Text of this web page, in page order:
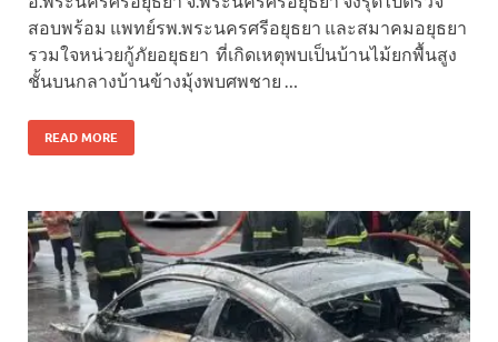
สอบพร้อม แพทย์รพ.พระนครศรีอยุธยา และสมาคมอยุธยา
รวมใจหน่วยกู้ภัยอยุธยา ที่เกิดเหตุพบเป็นบ้านไม้ยกพื้นสูง
ชั้นบนกลางบ้านข้างมุ้งพบศพชาย …
READ MORE